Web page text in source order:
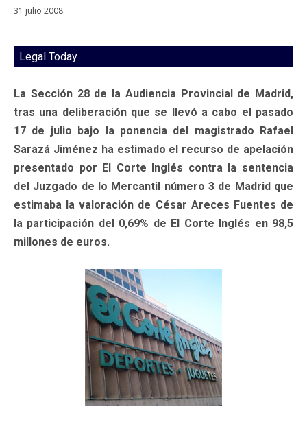
31 julio 2008
Legal Today
La Sección 28 de la Audiencia Provincial de Madrid,
tras una deliberación que se llevó a cabo el pasado
17 de julio bajo la ponencia del magistrado Rafael
Sarazá Jiménez ha estimado el recurso de apelación
presentado por El Corte Inglés contra la sentencia
del Juzgado de lo Mercantil número 3 de Madrid que
estimaba la valoración de César Areces Fuentes de
la participación del 0,69% de El Corte Inglés en 98,5
millones de euros.